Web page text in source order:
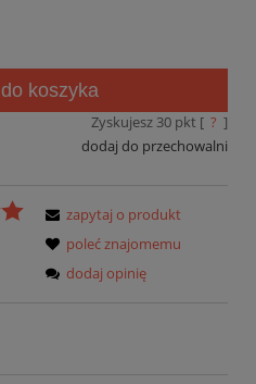
do koszyka
Zyskujesz 30pkt [ ? ]
dodaj do przechowalni
zapytaj o produkt
poleć znajomemu
dodaj opinię